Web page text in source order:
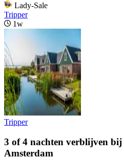
Lady-Sale
Tripper
1w
Tripper
3 of 4 nachten verblijven
Amsterdam